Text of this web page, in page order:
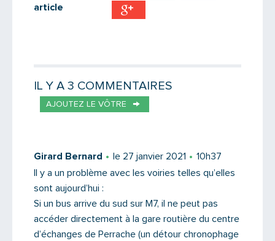
article
IL Y A 3 COMMENTAIRES
AJOUTEZ LE VÔTRE
Girard Bernard le 27 janvier 2021
10h37
Il y a un problème avec les voiries telles qu’elles
sont aujourd’hui :
Si un bus arrive du sud sur M7, il ne peut pas
accéder directement à la gare routière du centre
d’échanges de Perrache (un détour chronophage